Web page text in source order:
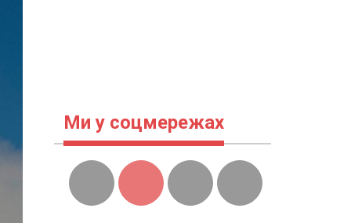
Ми у соцмережах